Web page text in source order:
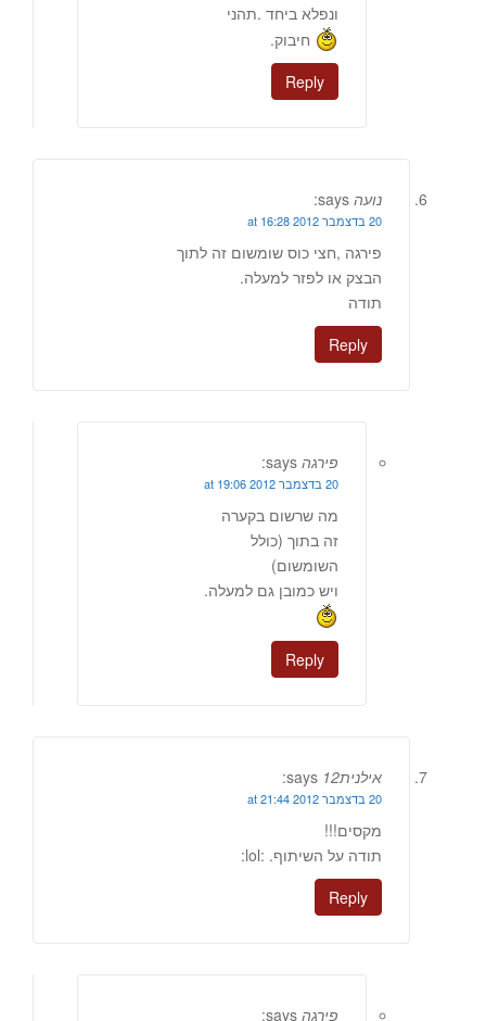
ונפלא ביחד .תהני
חיבוק.
Reply
נועה says:
20 בדצמבר 2012 at 16:28
פירגה ,חצי כוס שומשום זה לתוך
הבצק או לפזר למעלה.
תודה
Reply
פירגה says:
20 בדצמבר 2012 at 19:06
מה שרשום בקערה
זה בתוך (כולל
השומשום)
ויש כמובן גם למעלה.
Reply
אילנית12 says:
20 בדצמבר 2012 at 21:44
מקסים!!!
תודה על השיתוף. :lol:
Reply
פירגה says: